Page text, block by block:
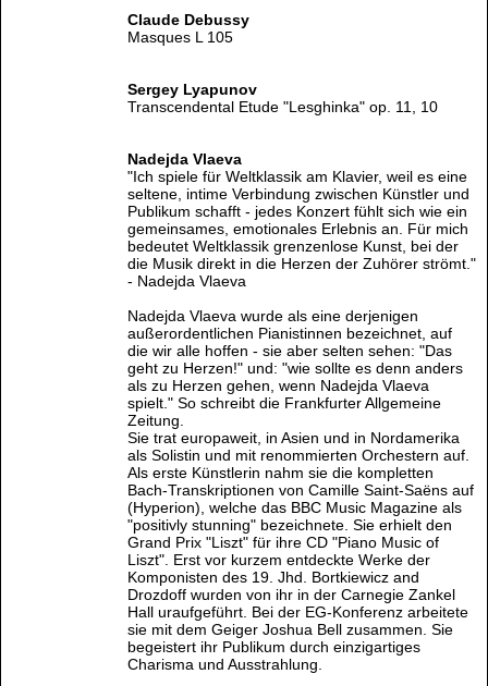
Claude Debussy
Masques L 105
Sergey Lyapunov
Transcendental Etude "Lesghinka" op. 11, 10
Nadejda Vlaeva
"Ich spiele für Weltklassik am Klavier, weil es eine
seltene, intime Verbindung zwischen Künstler und
Publikum schafft - jedes Konzert fühlt sich wie ein
gemeinsames, emotionales Erlebnis an. Für mich
bedeutet Weltklassik grenzenlose Kunst, bei der
die Musik direkt in die Herzen der Zuhörer strömt."
- Nadejda Vlaeva
Nadejda Vlaeva wurde als eine derjenigen
außerordentlichen Pianistinnen bezeichnet, auf
die wir alle hoffen - sie aber selten sehen: "Das
geht zu Herzen!" und: "wie sollte es denn anders
als zu Herzen gehen, wenn Nadejda Vlaeva
spielt." So schreibt die Frankfurter Allgemeine
Zeitung.
Sie trat europaweit, in Asien und in Nordamerika
als Solistin und mit renommierten Orchestern auf.
Als erste Künstlerin nahm sie die kompletten
Bach-Transkriptionen von Camille Saint-Saëns auf
(Hyperion), welche das BBC Music Magazine als
"positivly stunning" bezeichnete. Sie erhielt den
Grand Prix "Liszt" für ihre CD "Piano Music of
Liszt". Erst vor kurzem entdeckte Werke der
Komponisten des 19. Jhd. Bortkiewicz and
Drozdoff wurden von ihr in der Carnegie Zankel
Hall uraufgeführt. Bei der EG-Konferenz arbeitete
sie mit dem Geiger Joshua Bell zusammen. Sie
begeistert ihr Publikum durch einzigartiges
Charisma und Ausstrahlung.